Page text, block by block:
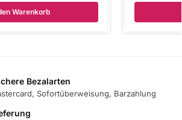
Warenkorb
Bezalarten
Sofortüberweisung, Barzahlung